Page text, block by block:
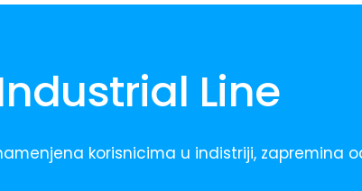
Line
korisnicima u indistriji, zapremina